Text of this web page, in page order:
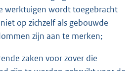
werktuigen wordt toegebracht
op zichzelf als gebouwde
zijn aan te merken;
zaken voor zover die